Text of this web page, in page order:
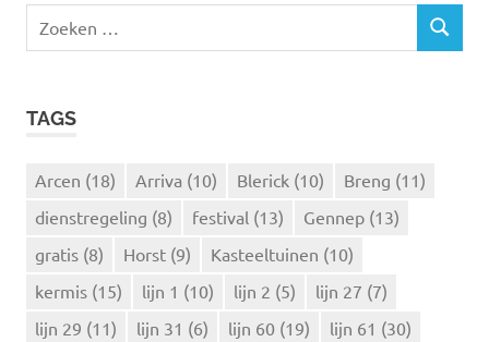
e
Z
TAGS
Arcen (18) Arriva (10) Blerick (10) Breng (11)
dienstregeling (8) festival (13) Gennep (13)
gratis (8) Horst (9) Kasteeltuinen (10)
kermis (15) lijn 1 (10) lijn 2 (5) lijn 27 (7)
lijn 29 (11) lijn 31 (6) lijn 60 (19) lijn 61 (30)